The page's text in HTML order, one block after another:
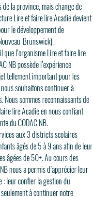
la province, mais change de
Lire et faire lire Acadie devient
le développement de
Brunswick).
l’organisme Lire et faire lire
NB possède l’expérience
tellement important pour les
souhaitons continuer à
Nous sommes reconnaissants de
lire Acadie en nous confiant
du CODAC NB.
aux 3 districts scolaires
âgés de 5 à 9 ans afin de leur
âgées de 50+. Au cours des
nous a permis d’apprécier leur
: leur confier la gestion du
à continuer notre